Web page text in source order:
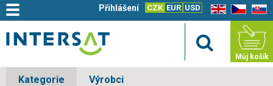
EN CZ SK
CZK EUR USD
Přihlášení
Můj košík
Kategorie Výrobci